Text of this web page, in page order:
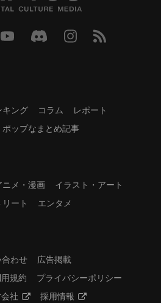
キング コラム
レポート
ポップなまとめ記事
ニメ・漫画
イラスト・アート
リート エンタメ
合わせ
広告掲載
規約
プライバシーポリシー
社 採用情報